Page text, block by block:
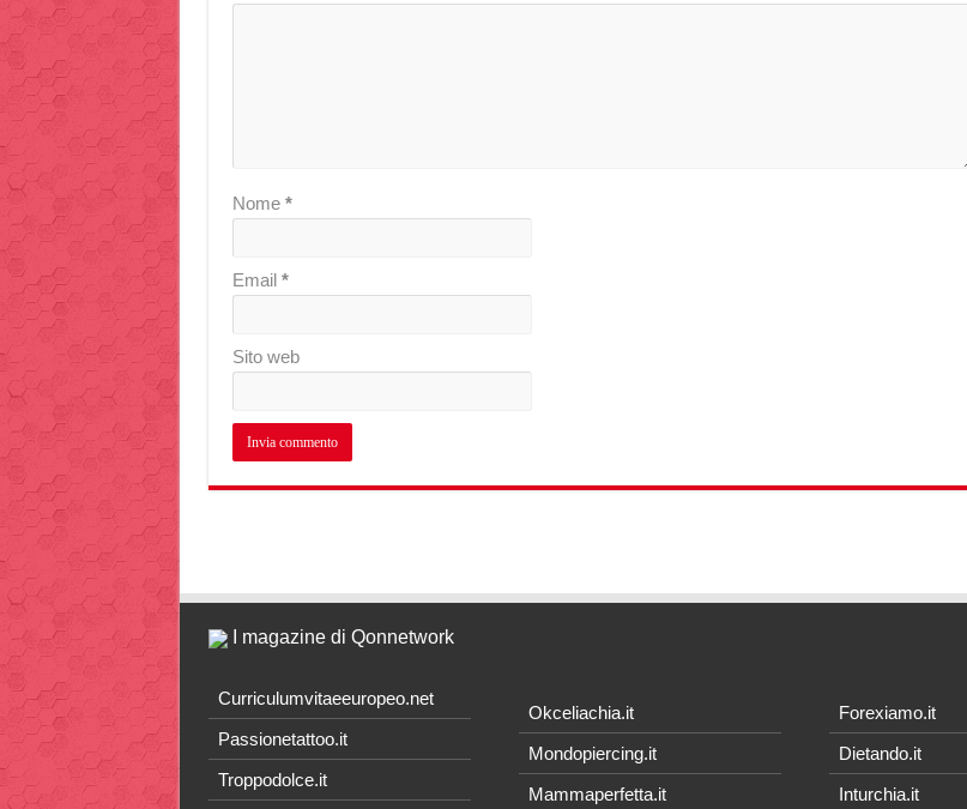
Nome *
Email *
Sito web
I magazine di Qonnetwork
Curriculumvitaeeuropeo.net
Passionetattoo.it
Troppodolce.it
Okceliachia.it
Mondopiercing.it
Mammaperfetta.it
Forexiamo.it
Dietando.it
Inturchia.it